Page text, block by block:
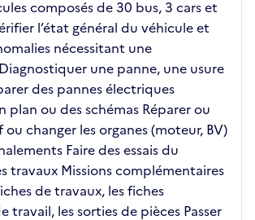
composés de 30 bus, 3 cars et
l’état général du véhicule et
nécessitant une
une panne, une usure
des pannes électriques
plan ou des schémas Réparer ou
changer les organes (moteur, BV)
Faire des essais du
travaux Missions complémentaires
de travaux, les fiches
travail, les sorties de pièces Passer